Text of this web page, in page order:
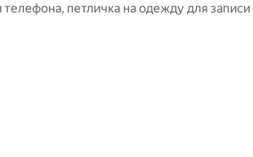
петличка на одежду для записи